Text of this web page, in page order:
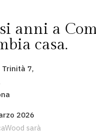
anni a
casa.
Trinità 7,
2026
sarà